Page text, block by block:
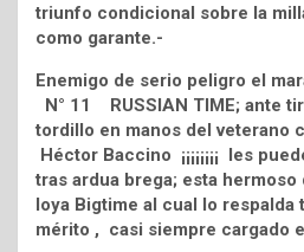
triunfo condicional sobre la
como garante.-
Enemigo de serio peligro el
N° 11 RUSSIAN TIME; ante
tordillo en manos del veterano
Héctor Baccino ¡¡¡¡¡¡¡¡ les
tras ardua brega; esta
Ioya Bigtime al cual lo respalda
mérito , casi siempre cargado